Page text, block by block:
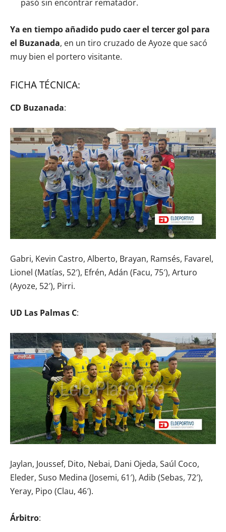
pasó sin encontrar rematador.
Ya en tiempo añadido pudo caer el tercer gol para
el Buzanada, en un tiro cruzado de Ayoze que sacó
muy bien el portero visitante.
FICHA TÉCNICA:
CD Buzanada:
Gabri, Kevin Castro, Alberto, Brayan, Ramsés, Favarel,
Lionel (Matías, 52′), Efrén, Adán (Facu, 75′), Arturo
(Ayoze, 52′), Pirri.
UD Las Palmas C:
Jaylan, Joussef, Dito, Nebai, Dani Ojeda, Saúl Coco,
Eleder, Suso Medina (Josemi, 61′), Adib (Sebas, 72′),
Yeray, Pipo (Clau, 46′).
Árbitro: